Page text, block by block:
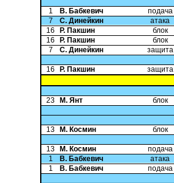
1 В. Бабкевич
подача
7
С. Динейкин
атака
16
Р. Пакшин
блок
16
Р. Пакшин
блок
7
С. Динейкин защита
16 Р. Пакшин защита
23 М. Янт блок
13 М. Космин блок
13 М. Космин
подача
1
В. Бабкевич
атака
1
В. Бабкевич подача